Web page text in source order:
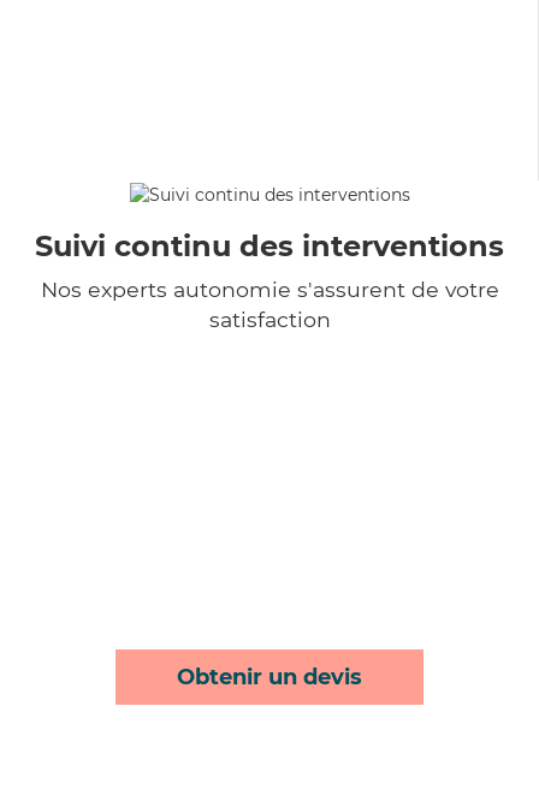
Suivi continu des interventions
Nos experts autonomie s'assurent de votre
satisfaction
Obtenir un devis